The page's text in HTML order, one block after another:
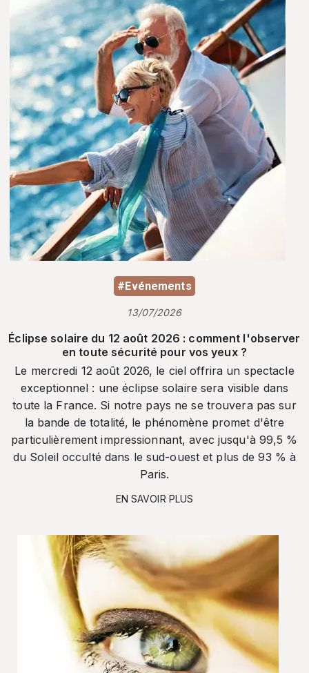
#Evénements
13/07/2026
Éclipse solaire du 12 août 2026 : comment l'observer
en toute sécurité pour vos yeux ?
Le mercredi 12 août 2026, le ciel offrira un spectacle
exceptionnel : une éclipse solaire sera visible dans
toute la France. Si notre pays ne se trouvera pas sur
la bande de totalité, le phénomène promet d'être
particulièrement impressionnant, avec jusqu'à 99,5 %
du Soleil occulté dans le sud-ouest et plus de 93 % à
Paris.
EN SAVOIR PLUS